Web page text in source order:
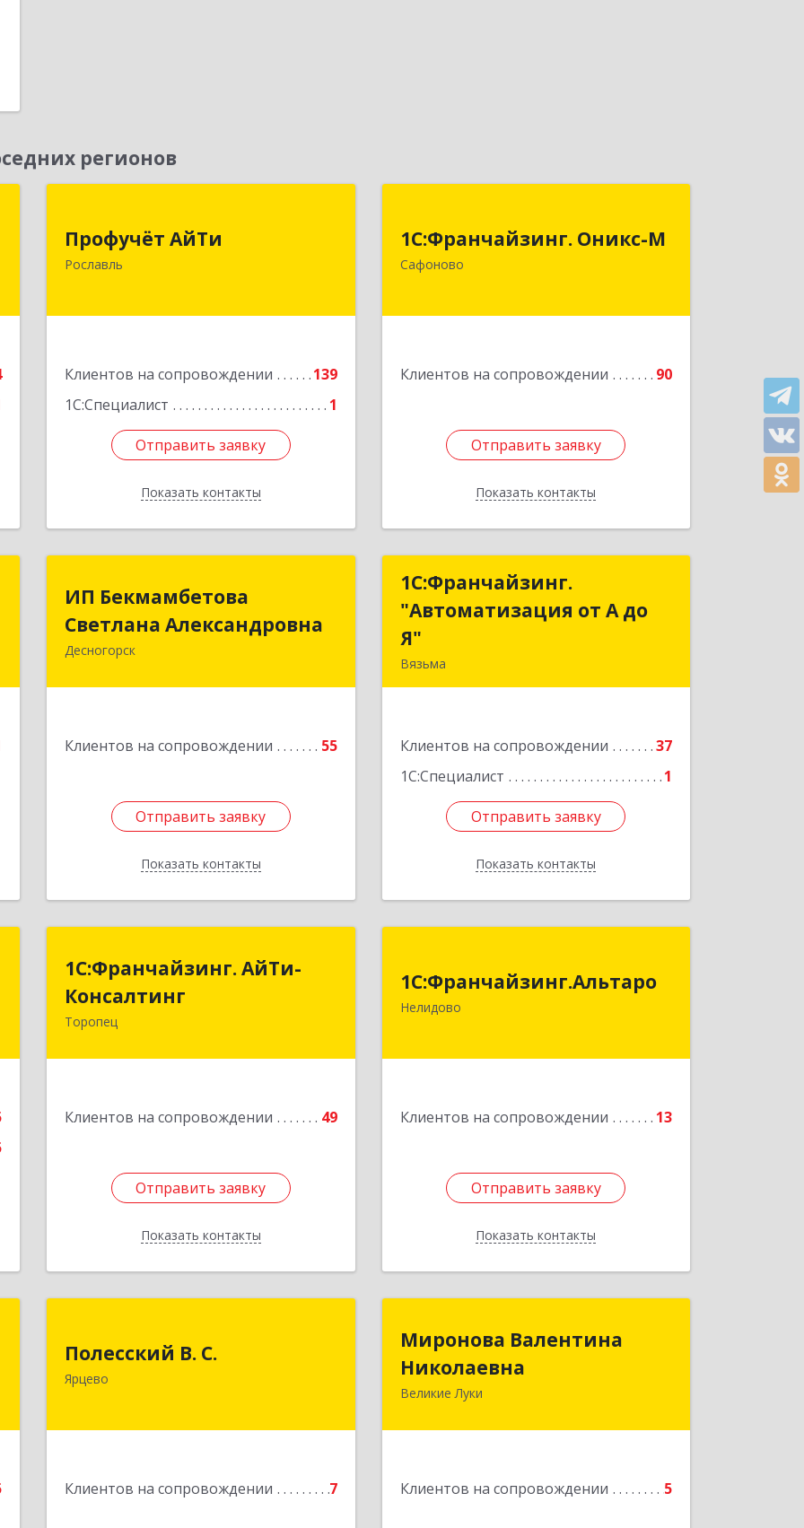
регионов
Профучёт АйТи
Рославль
Клиентов на сопровождении
139
1С:Специалист
1
Отправить заявку
Показать контакты
Отправить заявку
Назад
1С:Франчайзинг. Оникс-М
Сафоново
Клиентов на сопровождении 90
Отправить заявку
Показать контакты
215500, Смоленская обл, Сафоновский
р-н, Сафоново г, Революционная ул,
Отправить заявку
Назад
ИП Бекмамбетова
Светлана Александровна
Десногорск
Клиентов на сопровождении 55
Отправить заявку
Показать контакты
ИП Бекмамбетова
Светлана Александровна
216400, Смоленская обл, Десногорск г,
Отправить заявку
Назад
1С:Франчайзинг.
"Автоматизация от А до
Я"
Вязьма
Клиентов на сопровождении
37
1С:Специалист
1
Отправить заявку
Показать контакты
1С:Франчайзинг.
"Автоматизация от А до
Подробнее
Отправить заявку
Назад
1С:Франчайзинг. АйТи-
Консалтинг
Торопец
Клиентов на сопровождении 49
Отправить заявку
Показать контакты
1С:Франчайзинг. АйТи-
Консалтинг
172840, Тверская обл, Торопец г,
Отправить заявку
Назад
1С:Франчайзинг.Альтаро
Нелидово
Клиентов на сопровождении 13
Отправить заявку
Показать контакты
172527, Тверская обл, Нелидово г,
Подробнее
Отправить заявку
Назад
Полесский В. С.
Ярцево
Клиентов на сопровождении 7
Подробнее
Миронова Валентина
Николаевна
Великие Луки
Клиентов на сопровождении 5
Николаевна